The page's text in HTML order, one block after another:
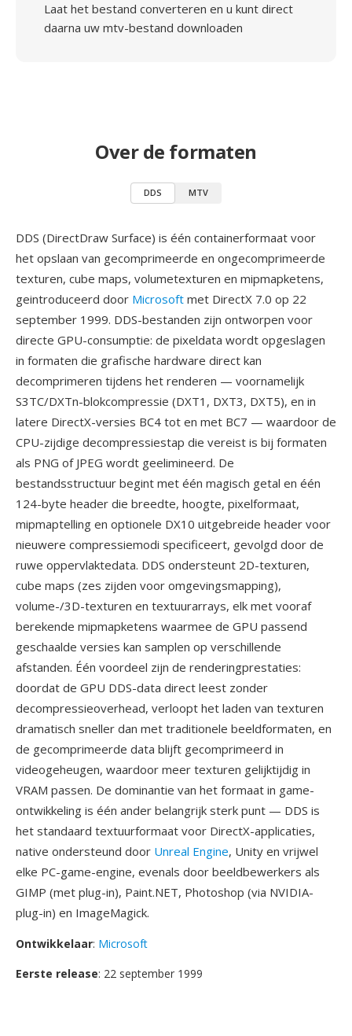
Laat het bestand converteren en u kunt direct
daarna uw mtv-bestand downloaden
Over de formaten
DDS MTV
DDS (DirectDraw Surface) is één containerformaat voor
het opslaan van gecomprimeerde en ongecomprimeerde
texturen, cube maps, volumetexturen en mipmapketens,
geintroduceerd door Microsoft met DirectX 7.0 op 22
september 1999. DDS-bestanden zijn ontworpen voor
directe GPU-consumptie: de pixeldata wordt opgeslagen
in formaten die grafische hardware direct kan
decomprimeren tijdens het renderen — voornamelijk
S3TC/DXTn-blokcompressie (DXT1, DXT3, DXT5), en in
latere DirectX-versies BC4 tot en met BC7 — waardoor de
CPU-zijdige decompressiestap die vereist is bij formaten
als PNG of JPEG wordt geelimineerd. De
bestandsstructuur begint met één magisch getal en één
124-byte header die breedte, hoogte, pixelformaat,
mipmaptelling en optionele DX10 uitgebreide header voor
nieuwere compressiemodi specificeert, gevolgd door de
ruwe oppervlaktedata. DDS ondersteunt 2D-texturen,
cube maps (zes zijden voor omgevingsmapping),
volume-/3D-texturen en textuurarrays, elk met vooraf
berekende mipmapketens waarmee de GPU passend
geschaalde versies kan samplen op verschillende
afstanden. Één voordeel zijn de renderingprestaties:
doordat de GPU DDS-data direct leest zonder
decompressieoverhead, verloopt het laden van texturen
dramatisch sneller dan met traditionele beeldformaten, en
de gecomprimeerde data blijft gecomprimeerd in
videogeheugen, waardoor meer texturen gelijktijdig in
VRAM passen. De dominantie van het formaat in game-
ontwikkeling is één ander belangrijk sterk punt — DDS is
het standaard textuurformaat voor DirectX-applicaties,
native ondersteund door Unreal Engine, Unity en vrijwel
elke PC-game-engine, evenals door beeldbewerkers als
GIMP (met plug-in), Paint.NET, Photoshop (via NVIDIA-
plug-in) en ImageMagick.
Ontwikkelaar: Microsoft
Eerste release: 22 september 1999